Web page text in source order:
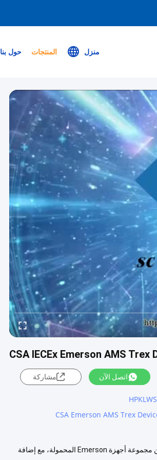
منزل المنتجات حول بنا
CSA IECEx Emerson AMS
اتصل الآن مشاركة
CSA Emerson AMS Trex
إميرسون AMS Trex جهاز الاتصال TREXLHPKLWS3S يُوسّع AMS Trex Device Communicator من مجموعة أجهزة Emerson المحمولة، مع إضافة